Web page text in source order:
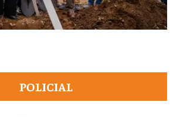
POLICIAL